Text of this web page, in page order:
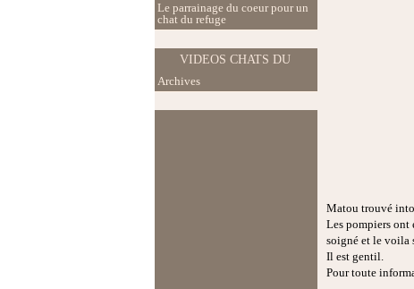
Le parrainage du coeur pour un
chat du refuge
VIDEOS CHATS DU
Archives
Matou trouvé
Les pompiers ont
soigné et le voila
Il est gentil.
Pour toute